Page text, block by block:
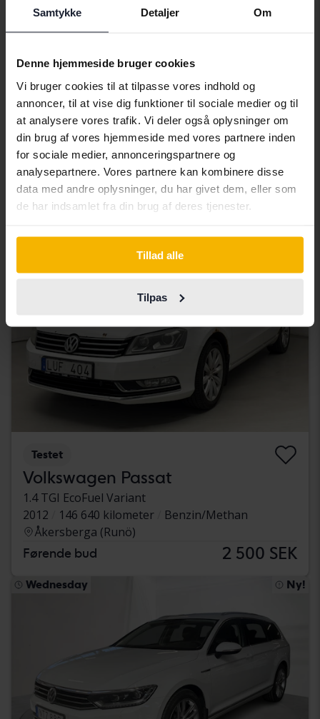
Samtykke Detaljer Om
Denne hjemmeside bruger cookies
Vi bruger cookies til at tilpasse vores indhold og
annoncer, til at vise dig funktioner til sociale medier og til
at analysere vores trafik. Vi deler også oplysninger om
din brug af vores hjemmeside med vores partnere inden
for sociale medier, annonceringspartnere og
analysepartnere. Vores partnere kan kombinere disse
data med andre oplysninger, du har givet dem, eller som
de har indsamlet fra din brug af deres tjenester.
Tillad alle
Tilpas
Testet
Volkswagen Passat
2.0 TDI BlueMotion Technology Variant 4Motion
2011
299 470 kilometer
diesel
Getinge
Førende bud 17 500 SEK
Tuesday 5 Bud
Testet
Volkswagen Passat
1.4 TGI EcoFuel Variant
2012
146 640 kilometer
Benzin/Methan
Åkersberga (Runö)
Førende bud 2 500 SEK
Wednesday Ny!